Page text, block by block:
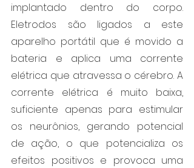
implantado dentro do corpo.
Eletrodos são ligados a este
aparelho portátil que é movido a
bateria e aplica uma corrente
elétrica que atravessa o cérebro. A
corrente elétrica é muito baixa,
suficiente apenas para estimular
os neurônios, gerando potencial
de ação, o que potencializa os
efeitos positivos e provoca uma